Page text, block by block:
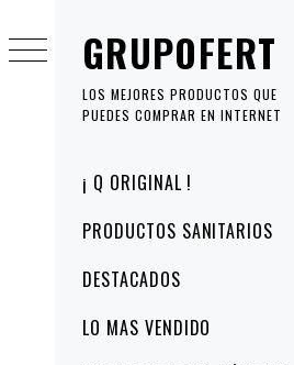
GRUPOFERT
LOS MEJORES PRODUCTOS QUE
PUEDES COMPRAR EN INTERNET
principal
¡ Q ORIGINAL !
PRODUCTOS SANITARIOS
DESTACADOS
LO MAS VENDIDO
al
contenido